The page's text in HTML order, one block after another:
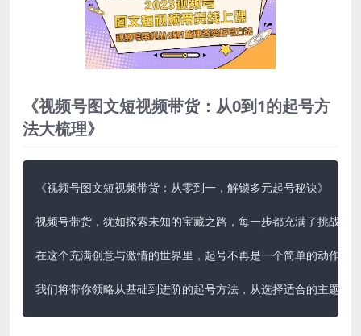
《视频号图文短视频带货：从0到1的起号方
法大梳理》
《视频号图文短视频带货：从零到一，解锁多元起号秘诀》
视频号带货，犹如探索未知的宝藏之路，每一步都充满了挑战与
在这个充满创意与激情的世界里，起号不再是一个简单的动作，
我们将带你领略从基础到进阶的起号方法，从选择适合的主题、